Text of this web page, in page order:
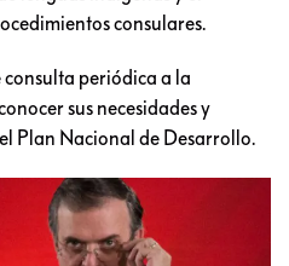
consulares.
periódica a la
sus necesidades y
Plan Nacional de Desarrollo.